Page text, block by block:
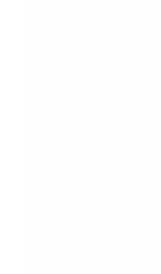
Ver todas